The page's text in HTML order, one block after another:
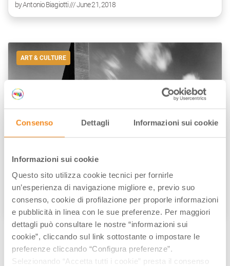
Consenso Dettagli Informazioni sui cookie
Informazioni sui cookie
Questo sito utilizza cookie tecnici per fornirle
un’esperienza di navigazione migliore e, previo suo
consenso, cookie di profilazione per proporle informazioni
e pubblicità in linea con le sue preferenze. Per maggiori
dettagli può consultare le nostre “informazioni sui
cookie”, cliccando sul link sottostante o impostare le
preferenze cliccando “Configura preferenze”.
Selezionando “Accetta tutti i cookie” presta il consenso
byAntonio Biagiotti/// June 21, 2018
ART & CULTURE
Alvar Aalto in Riola: dialogues between
Architecture and Nature:
Antonio Biagiotti /// June 14, 2018